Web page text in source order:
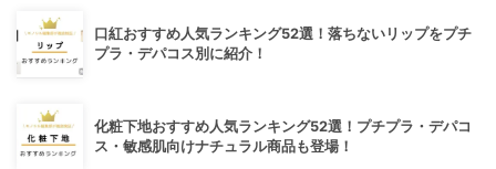
口紅おすすめ人気ランキング52選！落ちないリップをプチ
プラ・デパコス別に紹介！
化粧下地おすすめ人気ランキング52選！プチプラ・デパコ
ス・敏感肌向けナチュラル商品も登場！